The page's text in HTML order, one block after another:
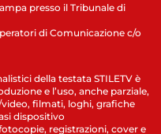
presso il Tribunale di
di Comunicazione c/o
della testata STILETV è
e l’uso, anche parziale,
filmati, loghi, grafiche
dispositivo
registrazioni, cover e